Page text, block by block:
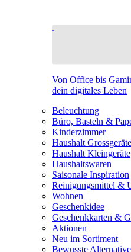
Von Office bis
dein digitales Leben
Beleuchtung
Büro, Basteln &
Kinderzimmer
Haushalt Grossgeräte
Haushalt Kleingeräte
Haushaltswaren
Saisonale Inspiration
Reinigungsmittel &
Wohnen
Geschenkidee
Geschenkkarten &
Aktionen
Neu im Sortiment
Bewusste